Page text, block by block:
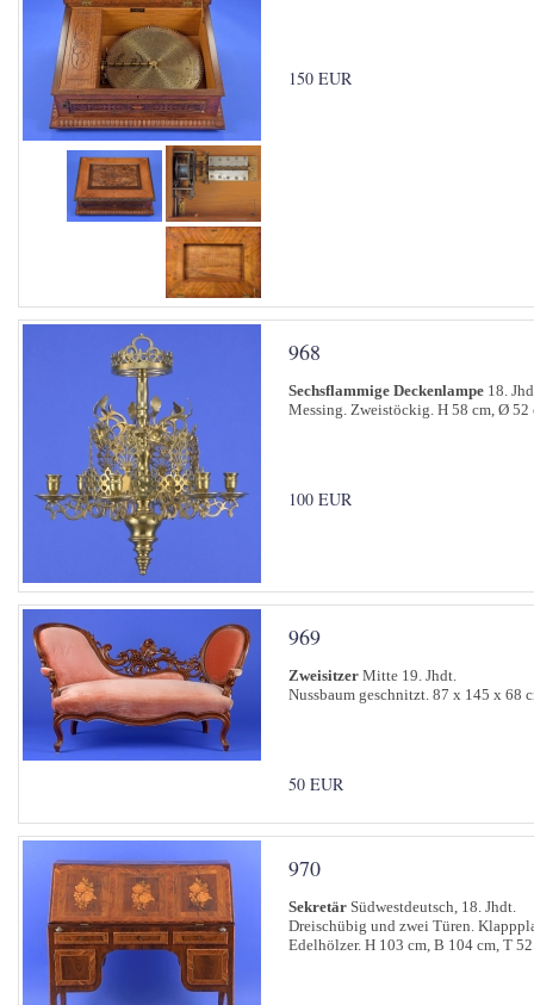
150 EUR
968
Sechsflammige Deckenlampe 18.
Messing. Zweistöckig. H 58 cm, Ø 52
100 EUR
969
Zweisitzer Mitte 19. Jhdt.
Nussbaum geschnitzt. 87 x 145 x 68
50 EUR
970
Sekretär Südwestdeutsch, 18. Jhdt.
Dreischübig und zwei Türen.
Edelhölzer. H 103 cm, B 104 cm, T